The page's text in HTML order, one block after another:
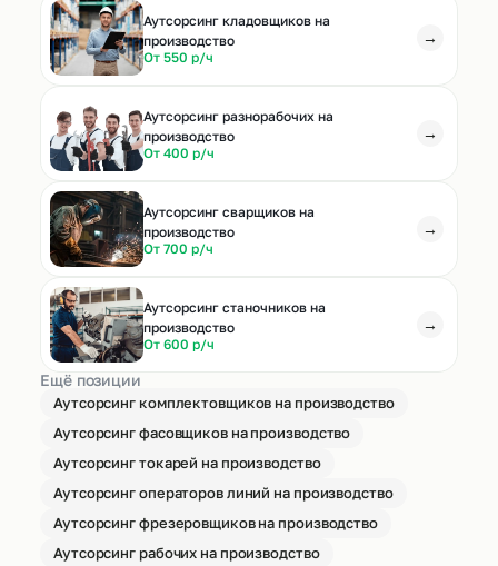
Аутсорсинг кладовщиков на
производство
От 550 р/ч
→
Аутсорсинг разнорабочих на
производство
От 400 р/ч
→
Аутсорсинг сварщиков на
производство
От 700 р/ч
→
Аутсорсинг станочников на
производство
От 600 р/ч
→
Ещё позиции
Аутсорсинг комплектовщиков на производство
Аутсорсинг фасовщиков на производство
Аутсорсинг токарей на производство
Аутсорсинг операторов линий на производство
Аутсорсинг фрезеровщиков на производство
Аутсорсинг рабочих на производство